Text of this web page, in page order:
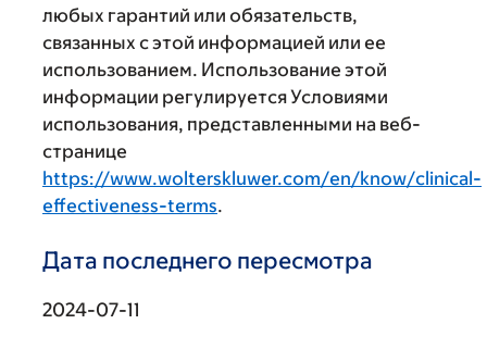
любых гарантий или обязательств,
связанных с этой информацией или ее
использованием. Использование этой
информации регулируется Условиями
использования, представленными на веб-
странице
https://www.wolterskluwer.com/en/know/clinical-
effectiveness-terms.
Дата последнего пересмотра
2024-07-11